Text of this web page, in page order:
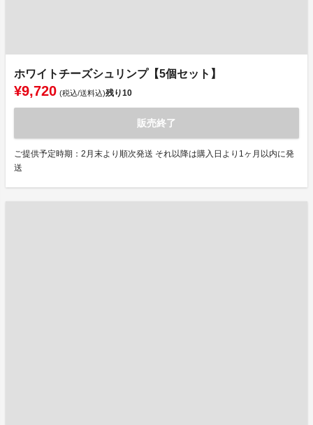
ホワイトチーズシュリンプ【5個セット】
¥9,720 (税込/送料込)残り10
販売終了
ご提供予定時期：2月末より順次発送 それ以降は購入日より1ヶ月以内に発
送